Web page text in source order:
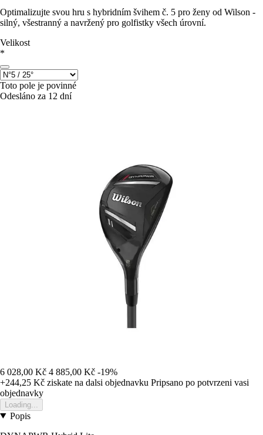
Optimalizujte svou hru s hybridním švihem č. 5 pro ženy od Wilson -
silný, všestranný a navržený pro golfistky všech úrovní.
Velikost
*
Toto pole je povinné
Odesláno za 12 dní
6 028,00 Kč 4 885,00 Kč -19%
+244,25 Kč ziskate na dalsi objednavku Pripsano po potvrzeni vasi
objednavky
Loading...
Popis